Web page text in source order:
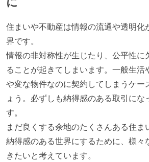
住まいや不動産は情報の流通や透明化
界です。
情報の非対称性が生じたり、公平性に
ることが起きてしまいます。一般生活
や変な物件なのに契約してしまうケー
ょう。必ずしも納得感のある取引にな
す。
まだ良くする余地のたくさんある住
納得感のある世界にするために、様々
きたいと考えています。